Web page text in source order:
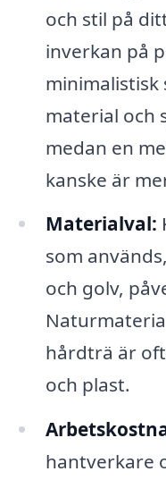
och stil på
inverkan på
minimalistisk
material och
medan en
kanske är
Materialval:
som
och golv,
hårdträ är
och plast.
hantverkare